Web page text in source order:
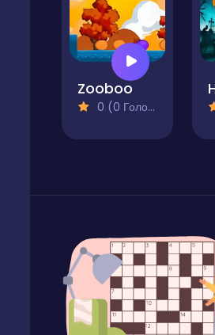
Zooboo
0 (0 Голосів)